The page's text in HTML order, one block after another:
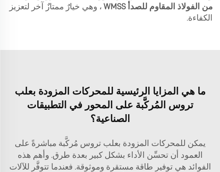
من الفولاذ المقاوم للصدأ WMSS
، وهي خيارٌ ممتازٌ آخر لتعزيز
الكفاءة.
ما هي المزايا الرئيسية للمحركات المزودة بعلب
تروس المُركَّبة على المحور في التطبيقات
الصناعية؟
يمكن للمحركات المزودة بعلب تروس مُركَّبة مباشرةً على
العمود أن تحسِّن الأداء بشكل كبير بعدة طرق. وأهم هذه
الفوائد هي توفير طاقة مستقرة وموثوقة. فعندما تتوفَّر للآلات